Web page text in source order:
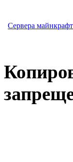
Сервера